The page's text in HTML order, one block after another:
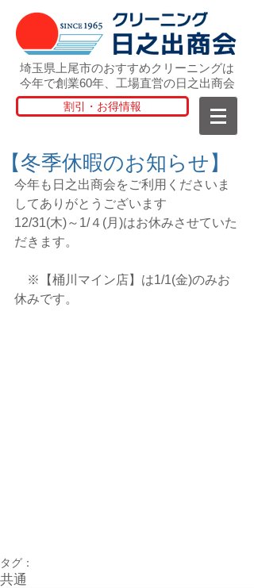
埼玉県上尾市のおすすめクリーニングは
今年で創業60年、工場直営の日之出商会
割引・お得情報
【冬季休暇のお知らせ】
今年も日之出商会をご利用くださいま
してありがとうございます
12/31(木)～1/４(月)はお休みさせていた
だきます。
※【桶川マイン店】は1/1(金)のみお
休みです。
タグ：
共通